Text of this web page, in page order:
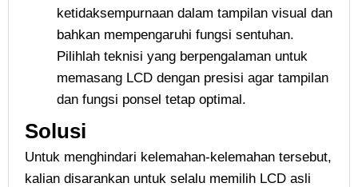
ketidaksempurnaan dalam tampilan visual dan
bahkan mempengaruhi fungsi sentuhan.
Pilihlah teknisi yang berpengalaman untuk
memasang LCD dengan presisi agar tampilan
dan fungsi ponsel tetap optimal.
Solusi
Untuk menghindari kelemahan-kelemahan tersebut,
kalian disarankan untuk selalu memilih LCD asli